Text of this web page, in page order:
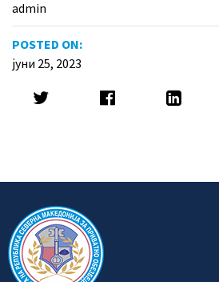
admin
POSTED ON:
јуни 25, 2023